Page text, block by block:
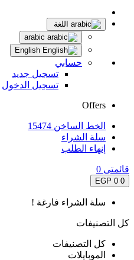
اللغة
حسابي
تسجيل جديد
تسجيل الدخول
Offers
الخط الساخن 15474
سلة الشراء
إنهاء الطلب
قائمتى 0
0
0 EGP
سلة الشراء فارغة !
كل التصنيفات
كل التصنيفات
الموبايلات